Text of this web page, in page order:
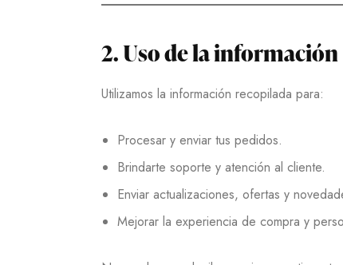
2. Uso de la información
Utilizamos la información recopilada para:
Procesar y enviar tus pedidos.
Brindarte soporte y atención al cliente.
Enviar actualizaciones, ofertas y
Mejorar la experiencia de compra y